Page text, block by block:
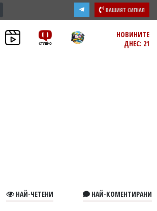
ВАШИЯТ СИГНАЛ
НОВИНИТЕ
ДНЕС: 21
НАЙ-ЧЕТЕНИ НАЙ-КОМЕНТИРАНИ